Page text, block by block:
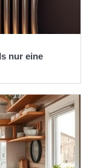
nur eine